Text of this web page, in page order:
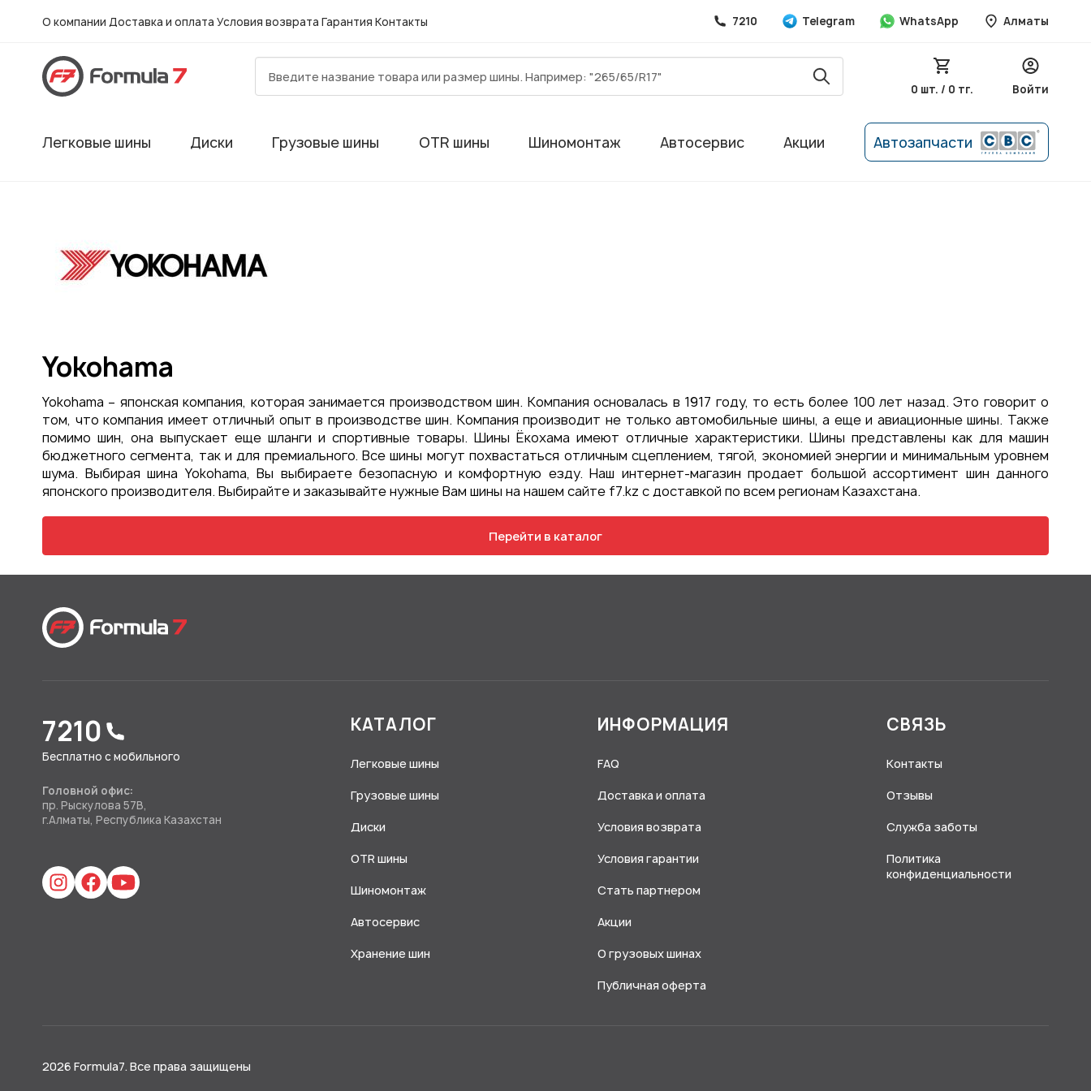
О компании Доставка и оплата Условия возврата Гарантия Контакты 7210 Telegram WhatsApp Алматы
0 шт. / 0 тг. Войти
Легковые шины Диски Грузовые шины OTR шины Шиномонтаж Автосервис Акции Автозапчасти
Yokohama
Yokohama – японская компания, которая занимается производством шин. Компания основалась в 1917 году, то есть более 100 лет назад. Это говорит о
том, что компания имеет отличный опыт в производстве шин. Компания производит не только автомобильные шины, а еще и авиационные шины. Также
помимо шин, она выпускает еще шланги и спортивные товары. Шины Ёкохама имеют отличные характеристики. Шины представлены как для машин
бюджетного сегмента, так и для премиального. Все шины могут похвастаться отличным сцеплением, тягой, экономией энергии и минимальным уровнем
шума. Выбирая шина Yokohama, Вы выбираете безопасную и комфортную езду. Наш интернет-магазин продает большой ассортимент шин данного
японского производителя. Выбирайте и заказывайте нужные Вам шины на нашем сайте f7.kz с доставкой по всем регионам Казахстана.
Перейти в каталог
7210
Бесплатно с мобильного
Головной офис:
пр. Рыскулова 57В,
г.Алматы, Республика Казахстан
КАТАЛОГ
Легковые шины
Грузовые шины
Диски
OTR шины
Шиномонтаж
Автосервис
Хранение шин
ИНФОРМАЦИЯ
FAQ
Доставка и оплата
Условия возврата
Условия гарантии
Стать партнером
Акции
О грузовых шинах
Публичная оферта
СВЯЗЬ
Контакты
Отзывы
Служба заботы
Политика
конфиденциальности
2026 Formula7. Все права защищены